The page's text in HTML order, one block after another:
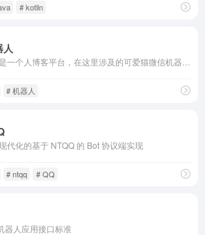
# kotlin
# 机器人
代化的基于 NTQQ 的 Bot 协议端实现
# ntqq # QQ
器人应用接口标准